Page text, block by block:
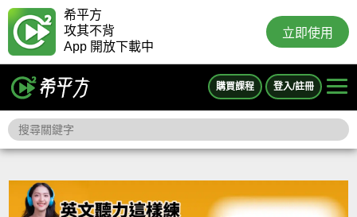
希平方
攻其不背
App 開放下載中
立即使用
購買課程 登入/註冊